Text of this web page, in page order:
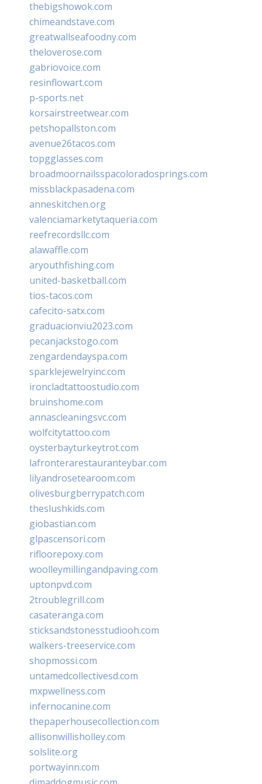
thebigshowok.com
chimeandstave.com
greatwallseafoodny.com
theloverose.com
gabriovoice.com
resinflowart.com
p-sports.net
korsairstreetwear.com
petshopallston.com
avenue26tacos.com
topgglasses.com
broadmoornailsspacoloradosprings.com
missblackpasadena.com
anneskitchen.org
valenciamarketytaqueria.com
reefrecordsllc.com
alawaffle.com
aryouthfishing.com
united-basketball.com
tios-tacos.com
cafecito-satx.com
graduacionviu2023.com
pecanjackstogo.com
zengardendayspa.com
sparklejewelryinc.com
ironcladtattoostudio.com
bruinshome.com
annascleaningsvc.com
wolfcitytattoo.com
oysterbayturkeytrot.com
lafronterarestauranteybar.com
lilyandrosetearoom.com
olivesburgberrypatch.com
theslushkids.com
giobastian.com
glpascensori.com
rifloorepoxy.com
woolleymillingandpaving.com
uptonpvd.com
2troublegrill.com
casateranga.com
sticksandstonesstudiooh.com
walkers-treeservice.com
shopmossi.com
untamedcollectivesd.com
mxpwellness.com
infernocanine.com
thepaperhousecollection.com
allisonwillisholley.com
solslite.org
portwayinn.com